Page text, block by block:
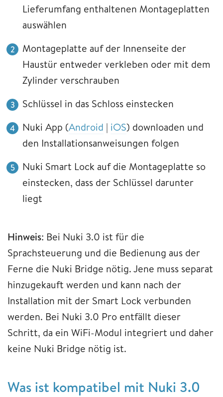
Lieferumfang enthaltenen Montageplatten
auswählen
Montageplatte auf der Innenseite der
Haustür entweder verkleben oder mit dem
Zylinder verschrauben
Schlüssel in das Schloss einstecken
Nuki App (Android | iOS) downloaden und
den Installationsanweisungen folgen
Nuki Smart Lock auf die Montageplatte so
einstecken, dass der Schlüssel darunter
liegt
Hinweis: Bei Nuki 3.0 ist für die
Sprachsteuerung und die Bedienung aus der
Ferne die Nuki Bridge nötig. Jene muss separat
hinzugekauft werden und kann nach der
Installation mit der Smart Lock verbunden
werden. Bei Nuki 3.0 Pro entfällt dieser
Schritt, da ein WiFi-Modul integriert und daher
keine Nuki Bridge nötig ist.
Was ist kompatibel mit Nuki 3.0